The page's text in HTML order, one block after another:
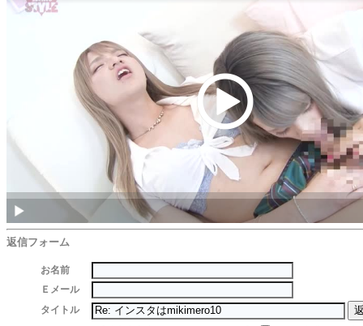
返信フォーム
お名前
Ｅメール
タイトル